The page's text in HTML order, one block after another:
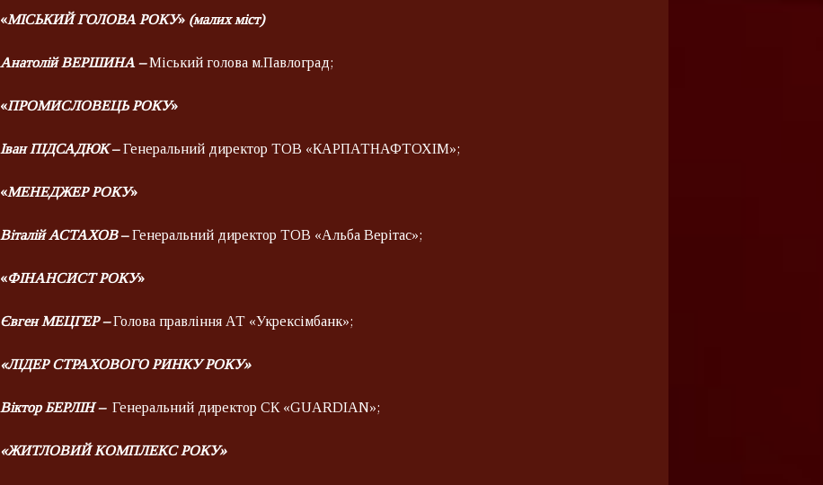
«МІСЬКИЙ ГОЛОВА РОКУ» (малих міст)
Анатолій ВЕРШИНА –Міський голова м.Павлоград;
«ПРОМИСЛОВЕЦЬ РОКУ»
Іван ПІДСАДЮК–Генеральний директор ТОВ «КАРПАТНАФТОХІМ»;
«МЕНЕДЖЕР РОКУ»
Віталій АСТАХОВ–Генеральний директор ТОВ «Альба Верітас»;
«ФІНАНСИСТ РОКУ»
Євген МЕЦГЕР –Голова правління АТ «Укрексімбанк»;
«ЛІДЕР СТРАХОВОГО РИНКУ РОКУ»
Віктор БЕРЛІН – Генеральний директор СК «GUARDIAN»;
«ЖИТЛОВИЙ КОМПЛЕКС РОКУ»